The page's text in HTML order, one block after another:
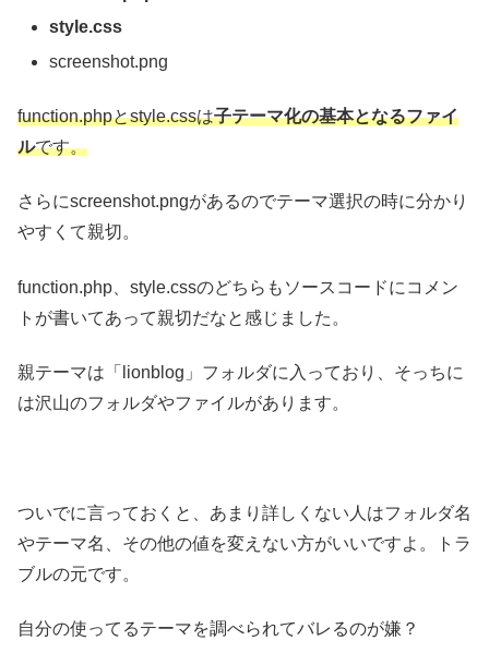
style.css
screenshot.png
function.phpとstyle.cssは子テーマ化の基本となるファイ
ルです。
さらにscreenshot.pngがあるのでテーマ選択の時に分かり
やすくて親切。
function.php、style.cssのどちらもソースコードにコメン
トが書いてあって親切だなと感じました。
親テーマは「lionblog」フォルダに入っており、そっちに
は沢山のフォルダやファイルがあります。
ついでに言っておくと、あまり詳しくない人はフォルダ名
やテーマ名、その他の値を変えない方がいいですよ。トラ
ブルの元です。
自分の使ってるテーマを調べられてバレるのが嫌？